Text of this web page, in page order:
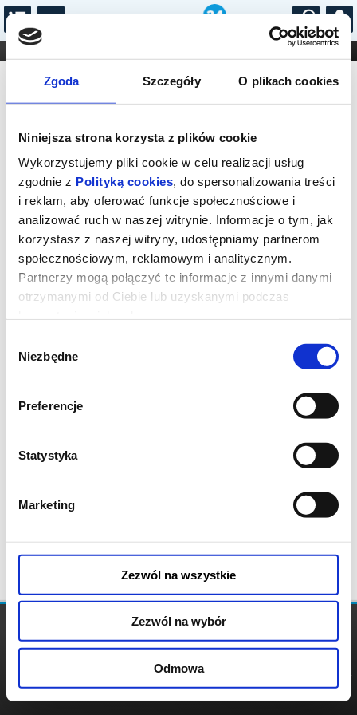
Zgoda Szczegóły O plikach cookies
Niniejsza strona korzysta z plików cookie
Wykorzystujemy pliki cookie w celu realizacji usług
zgodnie z Polityką cookies, do spersonalizowania treści
i reklam, aby oferować funkcje społecznościowe i
analizować ruch w naszej witrynie. Informacje o tym, jak
korzystasz z naszej witryny, udostępniamy partnerom
społecznościowym, reklamowym i analitycznym.
Partnerzy mogą połączyć te informacje z innymi danymi
otrzymanymi od Ciebie lub uzyskanymi podczas
zgody
Niezbędne
Preferencje
Statystyka
Marketing
Zezwól na wszystkie
Zezwól na wybór
Odmowa
...
FILHARMONIA OPERA I BALET
STAND-UP
DLA DZIECI
Komunikat
Sprzedaż biletów on-line na wydarzenie
została zakończona.
POLITYKA
POLITYKA